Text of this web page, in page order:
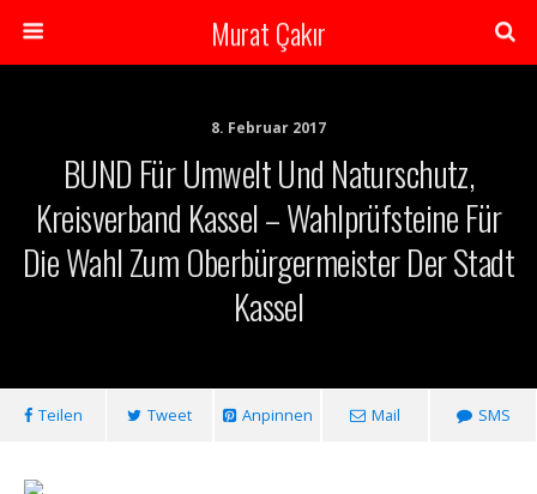
Murat Çakır
8. Februar 2017
BUND Für Umwelt Und Naturschutz,
Kreisverband Kassel – Wahlprüfsteine Für
Die Wahl Zum Oberbürgermeister Der Stadt
Kassel
Teilen Tweet Anpinnen Mail SMS